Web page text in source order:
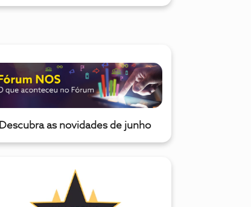
Descubra as novidades de junho